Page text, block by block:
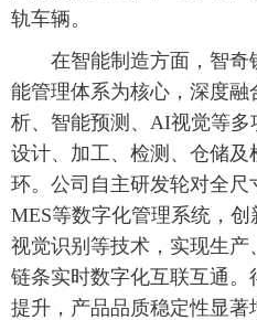
轨车辆。
在智能制造方面，智奇
能管理体系为核心，深度
析、智能预测、AI视觉等
设计、加工、检测、仓储及
环。公司自主研发轮对全尺
MES等数字化管理系统，
视觉识别等技术，实现生
链条实时数字化互联互通
提升，产品品质稳定性显